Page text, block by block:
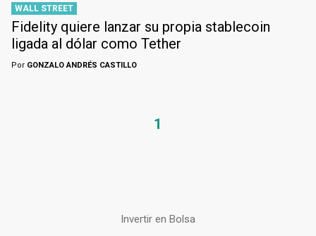
WALL STREET
Fidelity quiere lanzar su propia stablecoin
ligada al dólar como Tether
Por GONZALO ANDRÉS CASTILLO
1
Invertir en Bolsa